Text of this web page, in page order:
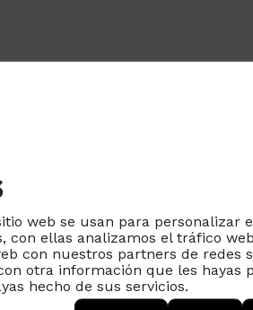
web se usan para personalizar
con ellas analizamos el tráfico
con nuestros partners de redes
otra información que les hayas
hecho de sus servicios.
empresas
Proyectos
transformadores
Infancia y pantallas